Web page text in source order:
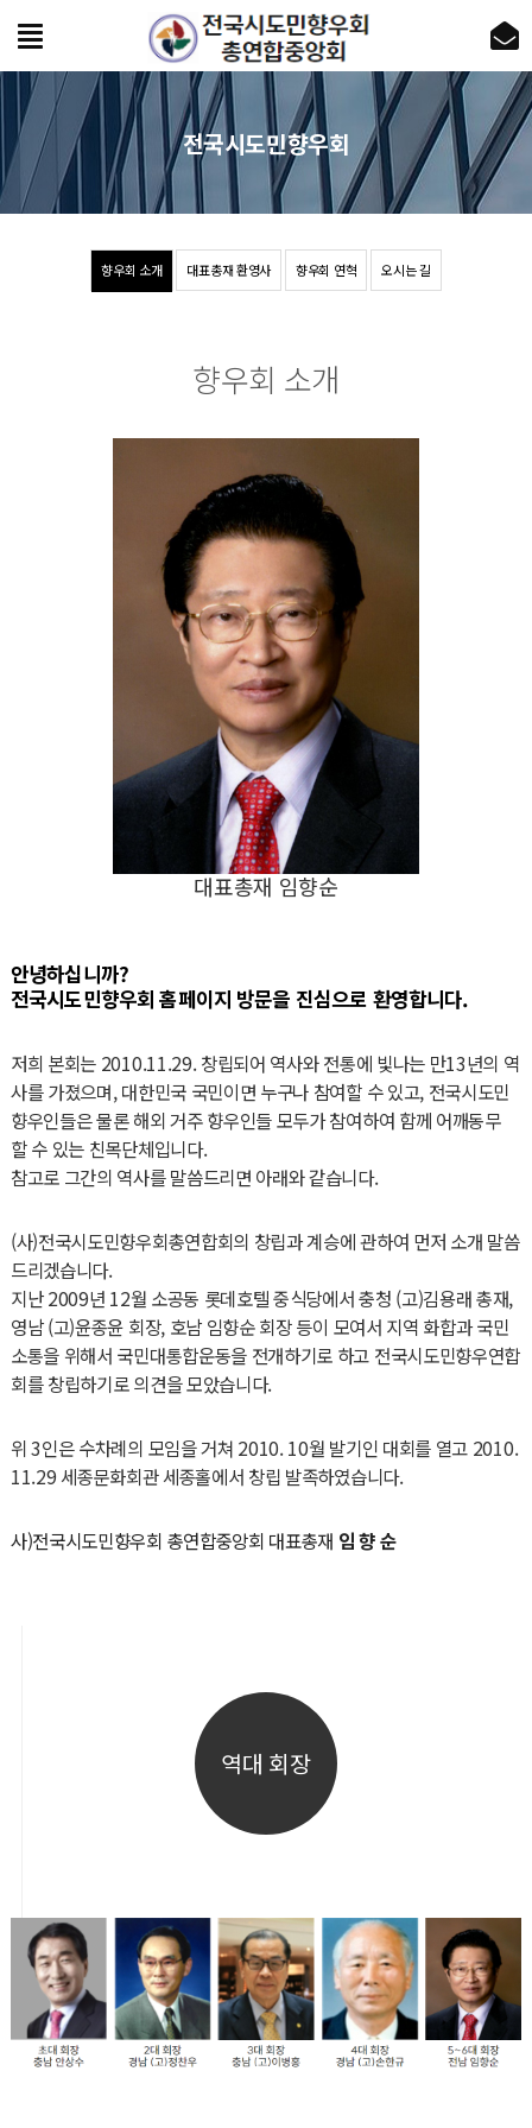
향우회 소개 대표총재 환영사 향우회 연혁 오시는 길
전국시도민향우회
향우회 소개
대표총재 임향순
안녕하십니까?
전국시도민향우회 홈페이지 방문을 진심으로 환영합니다.
저희 본회는 2010.11.29. 창립되어 역사와 전통에 빛나는 만13년의 역
사를 가졌으며, 대한민국 국민이면 누구나 참여할 수 있고, 전국시도민
향우인들은 물론 해외 거주 향우인들 모두가 참여하여 함께 어깨동무
할 수 있는 친목단체입니다.
참고로 그간의 역사를 말씀드리면 아래와 같습니다.
(사)전국시도민향우회총연합회의 창립과 계승에 관하여 먼저 소개 말씀
드리겠습니다.
지난 2009년 12월 소공동 롯데호텔 중식당에서 충청 (고)김용래 총재,
영남 (고)윤종윤 회장, 호남 임향순 회장 등이 모여서 지역 화합과 국민
소통을 위해서 국민대통합운동을 전개하기로 하고 전국시도민향우연합
회를 창립하기로 의견을 모았습니다.
위 3인은 수차례의 모임을 거쳐 2010. 10월 발기인 대회를 열고 2010.
11.29 세종문화회관 세종홀에서 창립 발족하였습니다.
사)전국시도민향우회 총연합중앙회 대표총재 임 향 순
역대 회장